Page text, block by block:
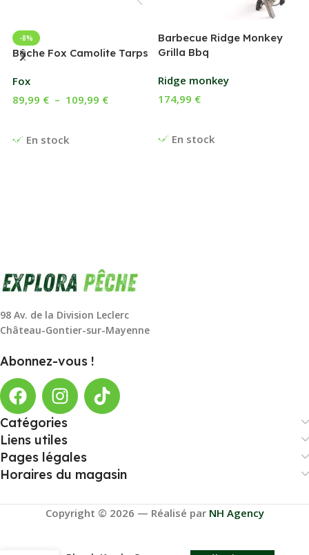
-8%
Bâche Fox Camolite Tarps
Fox
En stock
89,99 € – 109,99 €
Barbecue Ridge Monkey
Grilla Bbq
Ridge monkey
En stock
174,99 €
98 Av. de la Division Leclerc
Château-Gontier-sur-Mayenne
Abonnez-vous !
Catégories
Liens utiles
Pages légales
Horaires du magasin
Copyright © 2026 — Réalisé par NH Agency